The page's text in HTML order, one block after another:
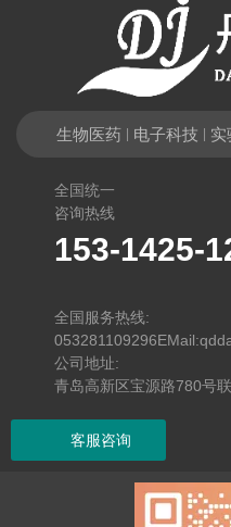
生物医药 电子科技 实
全国统一
咨询热线
153-1425-
全国服务热线:
公司地址:
青岛高新区宝源路780号
客服咨询